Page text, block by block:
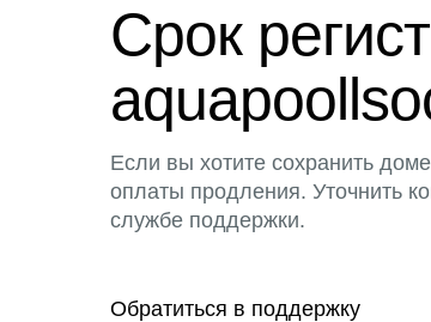
Срок
Если вы хотите сохранить
оплаты продления. Уточнить
службе поддержки.
Обратиться в поддержку